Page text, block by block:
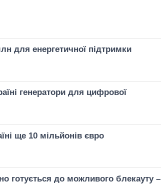
для енергетичної підтримки
генератори для цифрової
ще 10 мільйонів євро
готується до можливого блекауту –